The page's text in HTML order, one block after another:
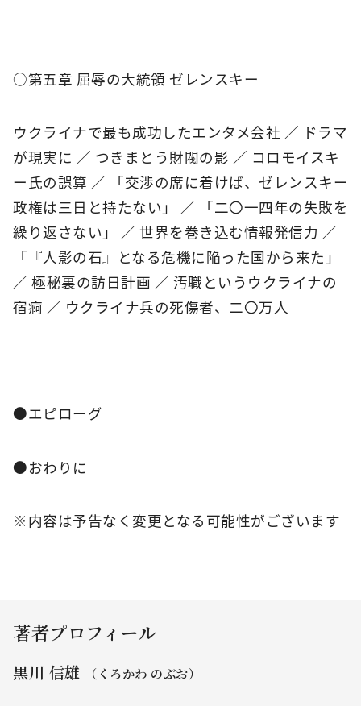
○第五章 屈辱の大統領 ゼレンスキー
ウクライナで最も成功したエンタメ会社 ／ ドラマ
が現実に ／ つきまとう財閥の影 ／ コロモイスキ
ー氏の誤算 ／ 「交渉の席に着けば、ゼレンスキー
政権は三日と持たない」 ／ 「二〇一四年の失敗を
繰り返さない」 ／ 世界を巻き込む情報発信力 ／
「『人影の石』となる危機に陥った国から来た」
／ 極秘裏の訪日計画 ／ 汚職というウクライナの
宿痾 ／ ウクライナ兵の死傷者、二〇万人
●エピローグ
●おわりに
※内容は予告なく変更となる可能性がございます
著者プロフィール
黒川 信雄 （くろかわ のぶお）